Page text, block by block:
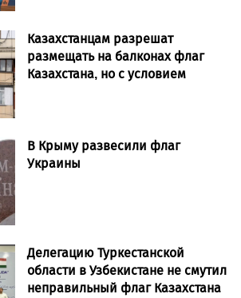
Казахстанцам разрешат
размещать на балконах флаг
Казахстана, но с условием
В Крыму развесили флаг
Украины
Делегацию Туркестанской
области в Узбекистане не смутил
неправильный флаг Казахстана